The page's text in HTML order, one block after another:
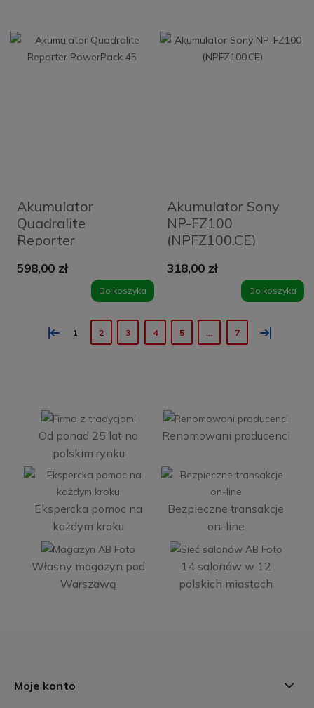
Akumulator
Quadralite
Reporter
598,00 zł
Do koszyka
Akumulator Sony
NP-FZ100
(NPFZ100.CE)
318,00 zł
Do koszyka
« 1 2 3 4 5 7 »
Od ponad 25 lat na
polskim rynku
Renomowani producenci
Ekspercka pomoc na
każdym kroku
Bezpieczne transakcje
on-line
Własny magazyn pod
Warszawą
14 salonów w 12
polskich miastach
Moje konto